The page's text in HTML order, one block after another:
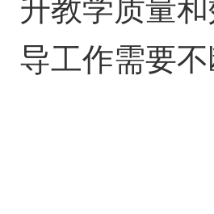
升教学质量
导工作需要